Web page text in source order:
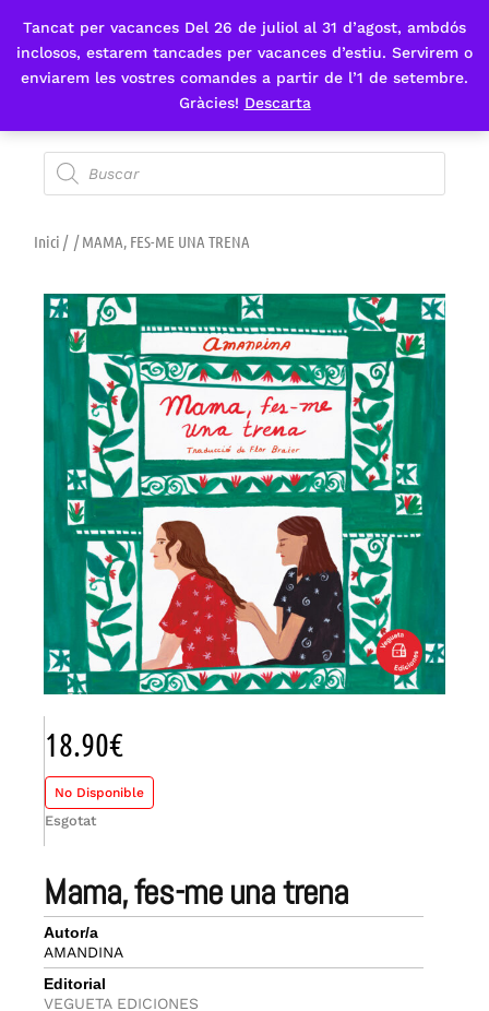
Tancat per vacances Del 26 de juliol al 31 d’agost, ambdós
inclosos, estarem tancades per vacances d’estiu. Servirem o
enviarem les vostres comandes a partir de l’1 de setembre.
Gràcies! Descarta
Fes-te'n sòcia
Inici / / MAMA, FES-ME UNA TRENA
mama, fes-me una trena
Autor/a
AMANDINA
Editorial
VEGUETA EDICIONES
18.90€
No Disponible
Esgotat